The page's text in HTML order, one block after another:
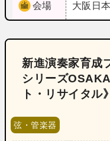
会場 大阪 日
新進演奏家育成
シリーズ
ト・リサイタル》
弦・管楽器